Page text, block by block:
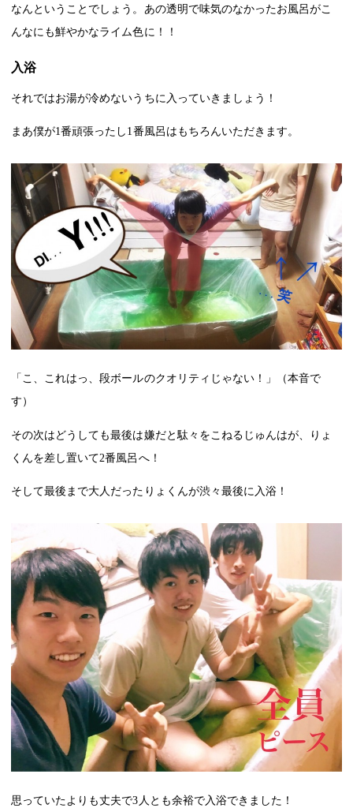
なんということでしょう。あの透明で味気のなかったお風呂がこ
んなにも鮮やかなライム色に！！
入浴
それではお湯が冷めないうちに入っていきましょう！
まあ僕が1番頑張ったし 1 番風呂はもちろんいただきます。
「こ、これはっ、段ボールのクオリティじゃない！」（本音で
す）
その次はどうしても最後は嫌だと駄々をこねるじゅんはが、りょ
くんを差し置いて2番風呂へ！
そして最後まで大人だったりょくんが渋々最後に入浴！
思っていたよりも丈夫で3 人とも余裕で入浴できました！